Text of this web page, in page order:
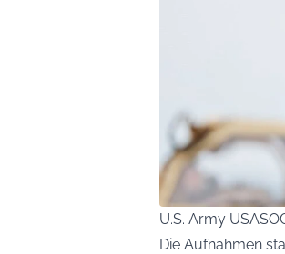
U.S. Army
Die Aufnahmen